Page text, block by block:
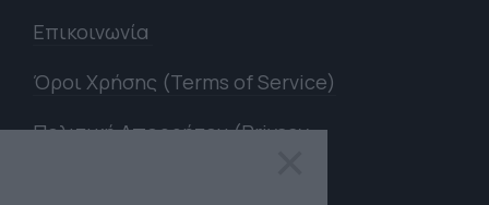
Επικοινωνία
Όροι Χρήσης (Terms of Service)
Πολιτική Απορρήτου (Privacy